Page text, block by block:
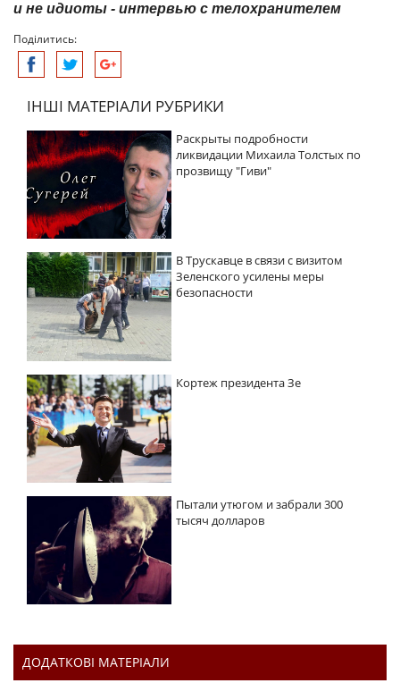
и не идиоты - интервью с телохранителем
Поділитись:
ІНШІ МАТЕРІАЛИ РУБРИКИ
Раскрыты подробности
ликвидации Михаила Толстых по
прозвищу "Гиви"
В Трускавце в связи с визитом
Зеленского усилены меры
безопасности
Кортеж президента Зе
Пытали утюгом и забрали 300
тысяч долларов
ДОДАТКОВІ МАТЕРІАЛИ